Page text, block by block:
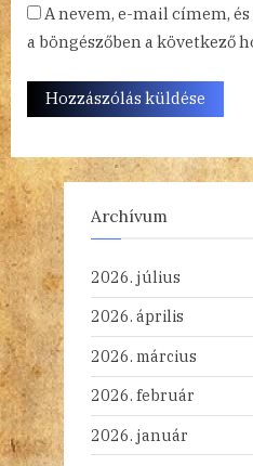
A nevem, e-mail címem,
a böngészőben a következő
Archívum
2026. július
2026. április
2026. március
2026. február
2026. január